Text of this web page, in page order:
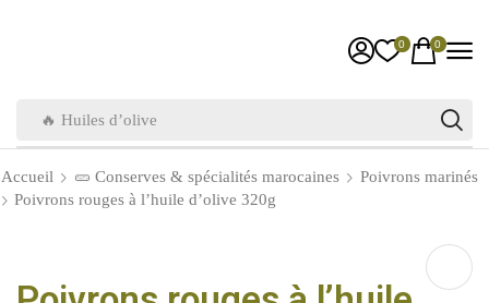
🔥 Huiles d’olive
0 0
Accueil 🥒 Conserves & spécialités marocaines
Poivrons marinés
Poivrons rouges à l’huile d’olive 320g